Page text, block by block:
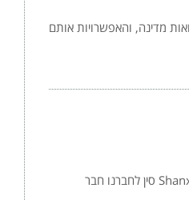
מדינה, והאפשרויות אותם